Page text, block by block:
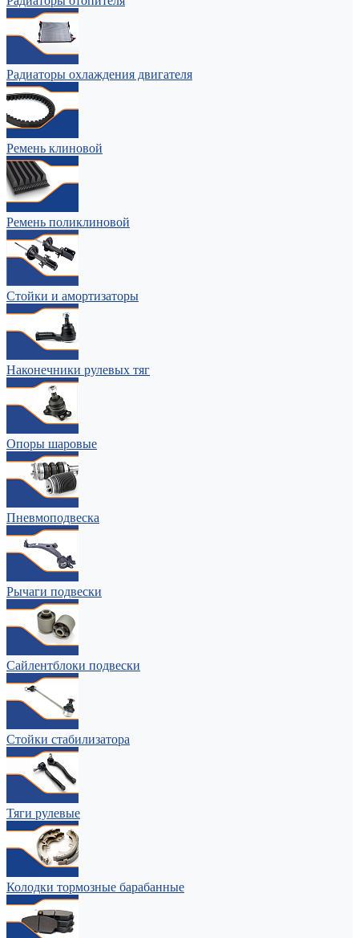
Радиаторы охлаждения двигателя
Ремень клиновой
Ремень поликлиновой
Стойки и амортизаторы
Наконечники рулевых тяг
Опоры шаровые
Пневмоподвеска
Рычаги подвески
Сайлентблоки подвески
Стойки стабилизатора
Тяги рулевые
Колодки тормозные барабанные